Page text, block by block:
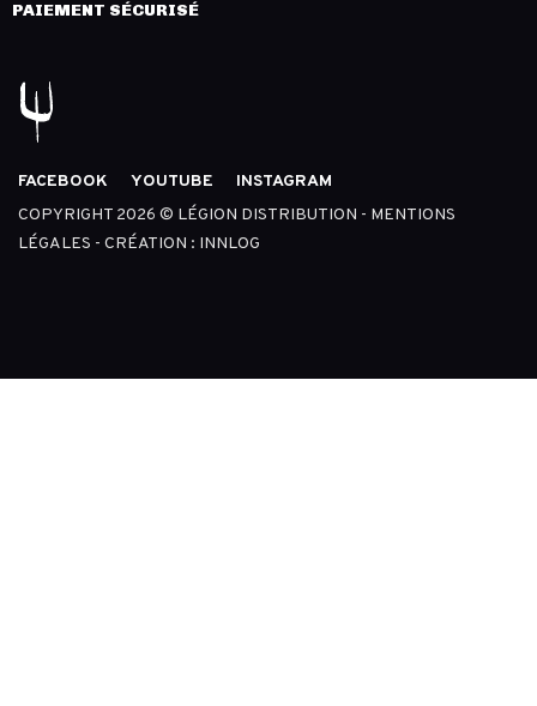
PAIEMENT SÉCURISÉ
FACEBOOK YOUTUBE
INSTAGRAM
COPYRIGHT 2026 © LÉGION DISTRIBUTION - MENTIONS
LÉGALES - CRÉATION : INNLOG